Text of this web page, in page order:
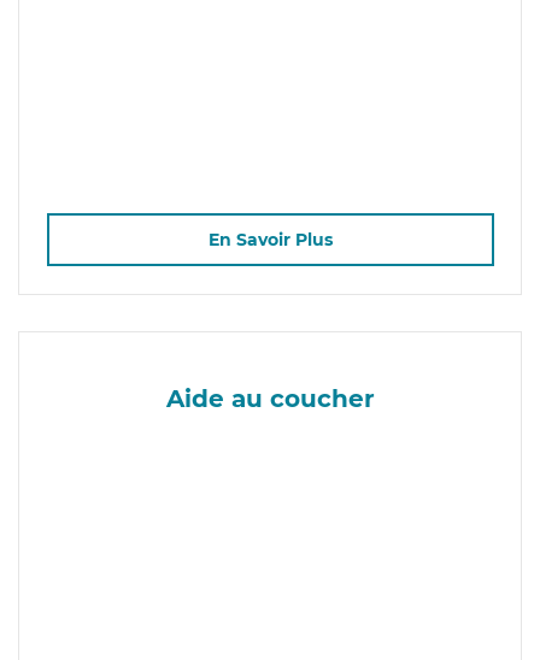
En Savoir Plus
Aide au coucher